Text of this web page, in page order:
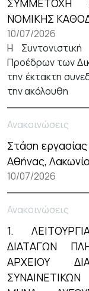
ΣΥΜΜΕΤΟΧΗ
ΝΟΜΙΚΗΣ
10/07/2026
Η
Προέδρων των
την έκτακτη
την ακόλουθη
Ανακοινώσεις
Στάση
Αθήνας,
10/07/2026
Ανακοινώσεις
1.
ΔΙΑΤΑΓΩΝ
ΑΡΧΕΙΟΥ